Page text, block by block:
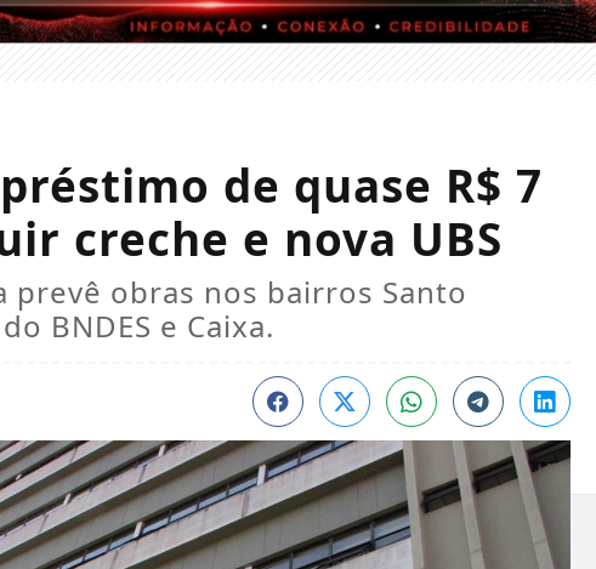
de quase R$ 7
creche e nova UBS
prevê obras nos bairros Santo
BNDES e Caixa.